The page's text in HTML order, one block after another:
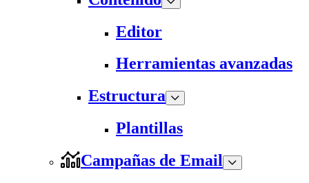
Editor
Herramientas avanzadas
Estructura
Plantillas
Campañas de Email